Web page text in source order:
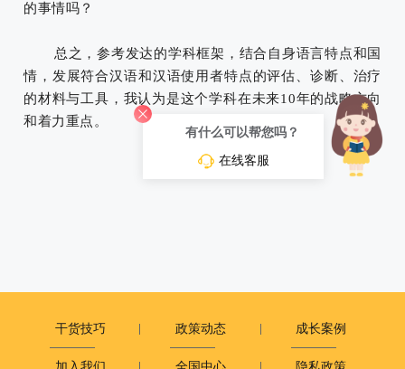
的事情吗？
总之，参考发达的学科框架，结合自身语言特点和国
情，发展符合汉语和汉语使用者特点的评估、诊断、治疗
的材料与工具，我认为是这个学科在未来10年的战略方向
和着力重点。
干货技巧 政策动态 成长案例
有什么可以帮您吗？
在线客服